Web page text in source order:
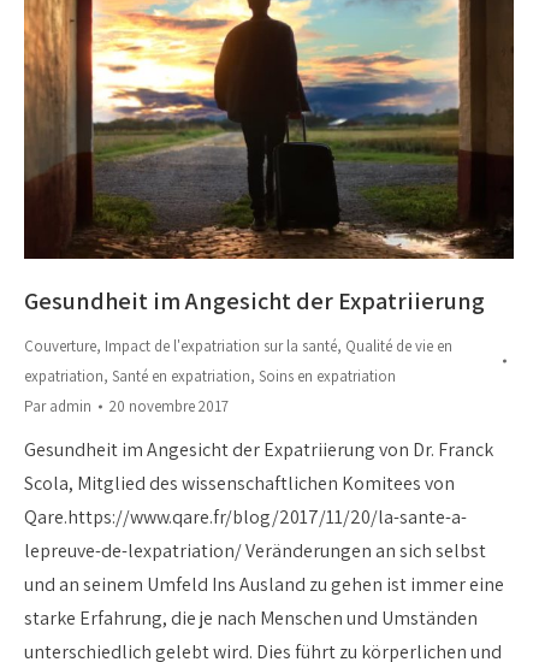
Gesundheit im Angesicht der Expatriierung
Couverture, Impact de l'expatriation sur la santé, Qualité de vie en
expatriation, Santé en expatriation, Soins en expatriation
Paradmin 20 novembre 2017
Gesundheit im Angesicht der Expatriierung von Dr. Franck
Scola, Mitglied des wissenschaftlichen Komitees von
Qare.https://www.qare.fr/blog/2017/11/20/la-sante-a-
lepreuve-de-lexpatriation/ Veränderungen an sich selbst
und an seinem Umfeld Ins Ausland zu gehen ist immer eine
starke Erfahrung, die je nach Menschen und Umständen
unterschiedlich gelebt wird. Dies führt zu körperlichen und